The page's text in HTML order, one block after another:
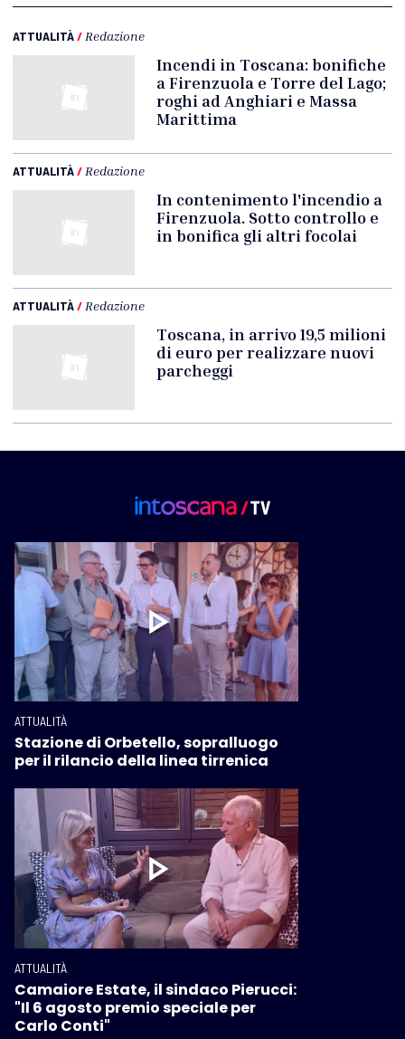
ATTUALITÀ/ Redazione
Incendi in Toscana: bonifiche
a Firenzuola e Torre del Lago;
roghi ad Anghiari e Massa
Marittima
ATTUALITÀ/ Redazione
In contenimento l'incendio a
Firenzuola. Sotto controllo e
in bonifica gli altri focolai
ATTUALITÀ/ Redazione
Toscana, in arrivo 19,5 milioni
di euro per realizzare nuovi
parcheggi
ATTUALITÀ
Stazione di Orbetello, sopralluogo
per il rilancio della linea tirrenica
ATTUALITÀ
Camaiore Estate, il sindaco Pierucci:
"Il 6 agosto premio speciale per
Carlo Conti"